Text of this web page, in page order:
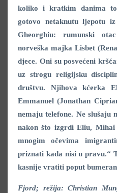
koliko i kratkim danima
gotovo netaknutu ljepotu
Gheorghiu: rumunski
norveška majka Lisbet
djece. Oni su posvećeni
uz strogu religijsku
društvu. Njihova kćerka
Emmanuel (Jonathan
nemaju telefone. Ne slušaju
nakon što izgrdi Eliu, Mihai
mnogim očevima
priznati kada nisi u pravu.“
kasnije vratiti poput
Fjord; režija: Christian